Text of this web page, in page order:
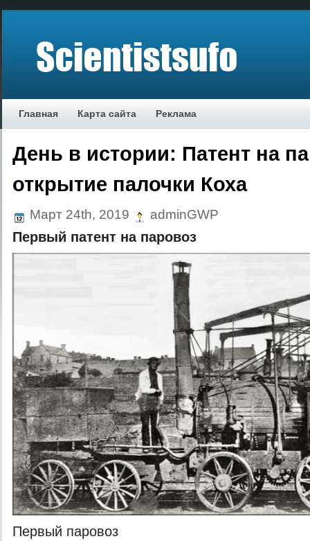
Главная Карта сайта Реклама
День в истории: Патент на
открытие палочки Коха
Март 24th, 2019 adminGWP
Первый патент на паровоз
Первый паровоз